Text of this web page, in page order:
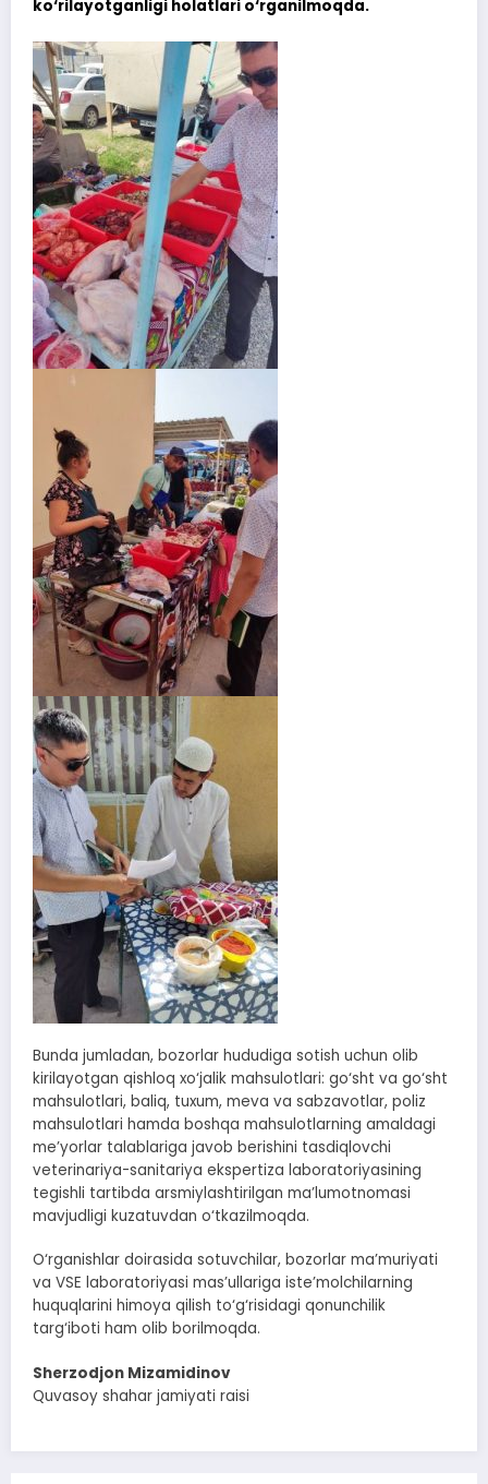
ko‘rilayotganligi holatlari o‘rganilmoqda.
Bunda jumladan, bozorlar hududiga sotish uchun olib
kirilayotgan qishloq xo‘jalik mahsulotlari: go‘sht va go‘sht
mahsulotlari, baliq, tuxum, meva va sabzavotlar, poliz
mahsulotlari hamda boshqa mahsulotlarning amaldagi
me’yorlar talablariga javob berishini tasdiqlovchi
veterinariya-sanitariya ekspertiza laboratoriyasining
tegishli tartibda arsmiylashtirilgan ma’lumotnomasi
mavjudligi kuzatuvdan o‘tkazilmoqda.
O‘rganishlar doirasida sotuvchilar, bozorlar ma’muriyati
va VSE laboratoriyasi mas’ullariga iste’molchilarning
huquqlarini himoya qilish to‘g‘risidagi qonunchilik
targ‘iboti ham olib borilmoqda.
Sherzodjon Mizamidinov
Quvasoy shahar jamiyati raisi